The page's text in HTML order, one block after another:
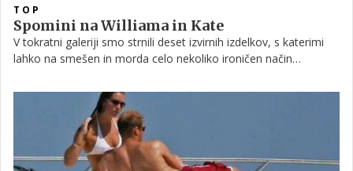
TOP
Spomini na Williama in Kate
V tokratni galeriji smo strnili deset izvirnih izdelkov, s katerimi
lahko na smešen in morda celo nekoliko ironičen način
kraljevem dvoru.